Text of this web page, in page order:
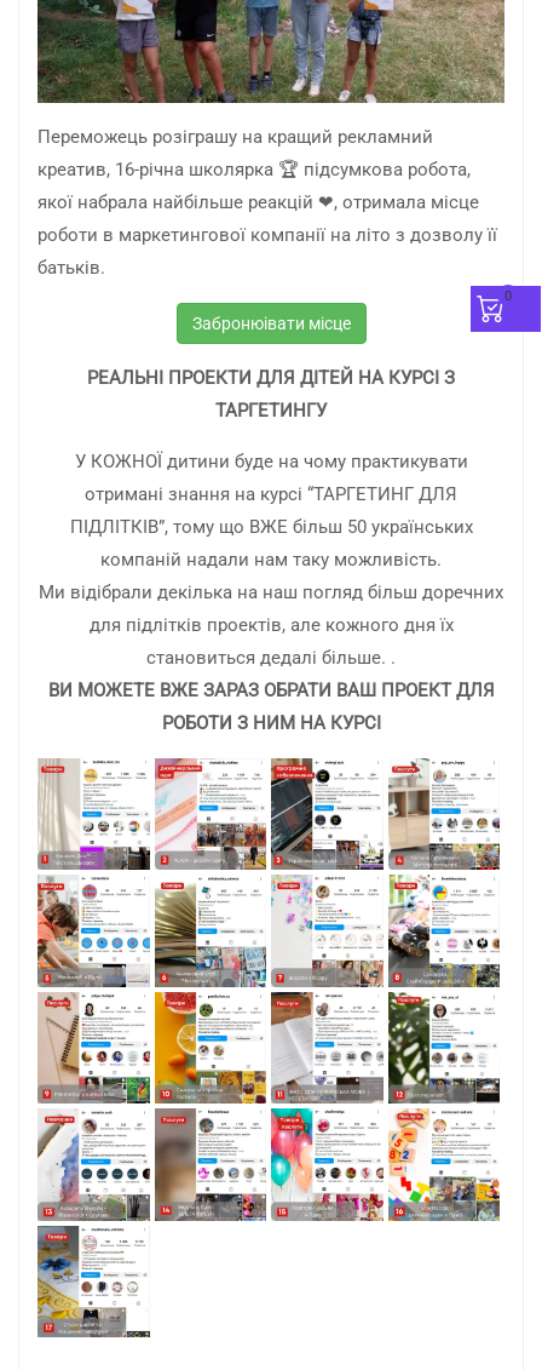
Переможець розіграшу на кращий рекламний
креатив, 16-річна школярка 🏆 підсумкова робота,
якої набрала найбільше реакцій ❤, отримала місце
роботи в маркетингової компанії на літо з дозволу її
батьків.
Забронюівати місце
РЕАЛЬНІ ПРОЕКТИ ДЛЯ ДІТЕЙ НА КУРСІ З
ТАРГЕТИНГУ
У КОЖНОЇ дитини буде на чому практикувати
отримані знання на курсі “ТАРГЕТИНГ ДЛЯ
ПІДЛІТКІВ”, тому що ВЖЕ більш 50 українських
компаній надали нам таку можливість.
Ми відібрали декілька на наш погляд більш доречних
для підлітків проектів, але кожного дня їх
становиться дедалі більше. .
ВИ МОЖЕТЕ ВЖЕ ЗАРАЗ ОБРАТИ ВАШ ПРОЕКТ ДЛЯ
РОБОТИ З НИМ НА КУРСІ
0